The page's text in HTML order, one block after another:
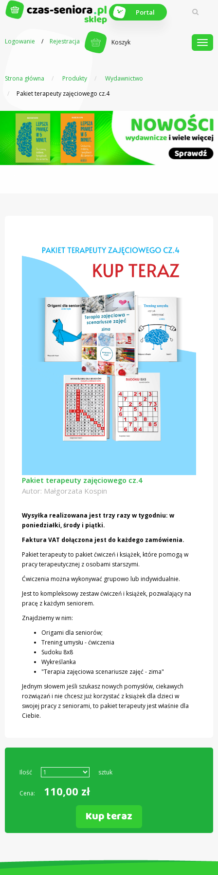
Logowanie / Rejestracja Koszyk
Portal
Z myślą oseniorach
Strona główna Produkty
Wydawnictwo
Pakiet terapeuty zajęciowego cz.4
Pakiet terapeuty zajęciowego cz.4
Autor: Małgorzata Kospin
Wysyłka realizowana jest trzy razy w tygodniu: w
poniedziałki, środy i piątki.
Faktura VAT dołączona jest do każdego zamówienia.
Pakiet terapeuty to pakiet ćwiczeń i książek, które pomogą w
pracy terapeutycznej z osobami starszymi.
Ćwiczenia można wykonywać grupowo lub indywidualnie.
Jest to kompleksowy zestaw ćwiczeń i książek, pozwalający na
pracę z każdym seniorem.
Znajdziemy w nim:
Origami dla seniorów;
Trening umysłu - ćwiczenia
Sudoku 8x8
Wykreślanka
"Terapia zajęciowa scenariusze zajęć - zima"
Jednym słowem jeśli szukasz nowych pomysłów, ciekawych
rozwiązań i nie chcesz już korzystać z książek dla dzieci w
swojej pracy z seniorami, to pakiet terapeuty jest właśnie dla
Ciebie.
Ilość sztuk
Cena: 110,00 zł
Kup teraz